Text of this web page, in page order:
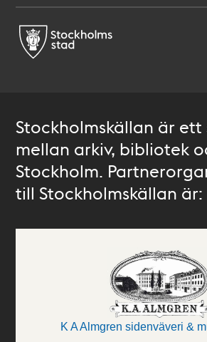
Stockholmskällan är
mellan arkiv, bibliotek
Stockholm.
till Stockholmskällan är:
K A Almgren sidenväveri &